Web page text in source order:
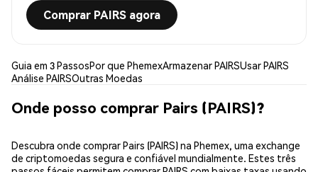
Comprar PAIRS agora
Guia em 3 PassosPor que PhemexArmazenar PAIRSUsar PAIRS
Análise PAIRSOutras Moedas
Onde posso comprar Pairs (PAIRS)?
Descubra onde comprar Pairs (PAIRS) na Phemex, uma exchange
de criptomoedas segura e confiável mundialmente. Estes três